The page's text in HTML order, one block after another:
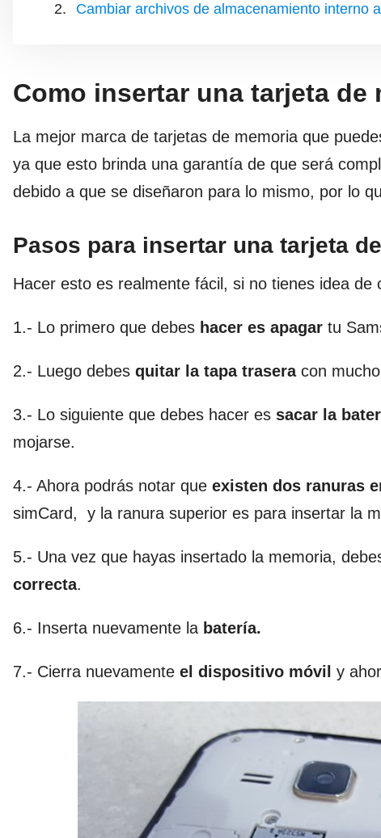
Cambiar archivos de almacenamiento interno
Como insertar una tarjeta de
La mejor marca de tarjetas de memoria que
ya que esto brinda una garantía de que será
debido a que se diseñaron para lo mismo, por lo
Pasos para insertar una tarjeta
Hacer esto es realmente fácil, si no tienes idea de
1.- Lo primero que debes hacer es apagar tu
2.- Luego debes quitar la tapa traseracon
3.- Lo siguiente que debes hacer es sacar la
mojarse.
4.- Ahora podrás notar que existen dos ranuras
simCard, y la ranura superior es para insertar la
5.- Una vez que hayas insertado la memoria,
correcta.
6.- Inserta nuevamente la batería.
7.- Cierra nuevamente el dispositivo móvil y